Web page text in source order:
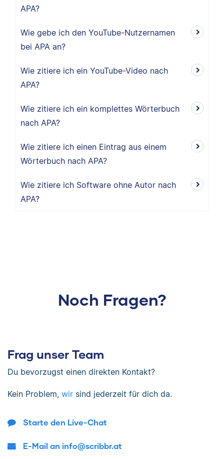
APA?
Wie gebe ich den YouTube-Nutzernamen
bei APA an?
Wie zitiere ich ein YouTube-Video nach
APA?
Wie zitiere ich ein komplettes Wörterbuch
nach APA?
Wie zitiere ich einen Eintrag aus einem
Wörterbuch nach APA?
Wie zitiere ich Software ohne Autor nach
APA?
Noch Fragen?
Frag unser Team
Du bevorzugst einen direkten Kontakt?
Kein Problem, wir sind jederzeit für dich da.
Starte den Live-Chat
E-Mail an info@scribbr.at